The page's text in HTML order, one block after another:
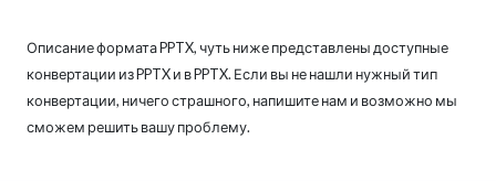
Описание формата PPTX, чуть ниже представлены доступные
конвертации из PPTX и в PPTX. Если вы не нашли нужный тип
конвертации, ничего страшного, напишите нам и возможно мы
сможем решить вашу проблему.